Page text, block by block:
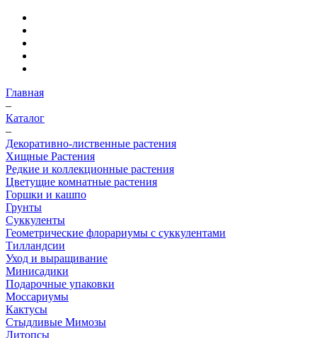
Главная
–
Каталог
–
Декоративно-лиственные растения
Хищные Растения
Редкие и коллекционные растения
Цветущие комнатные растения
Горшки и кашпо
Грунты
Суккуленты
Геометрические флорариумы с суккулентами
Тилландсии
Уход и выращивание
Минисадики
Подарочные упаковки
Моссариумы
Кактусы
Стыдливые Мимозы
Литопсы